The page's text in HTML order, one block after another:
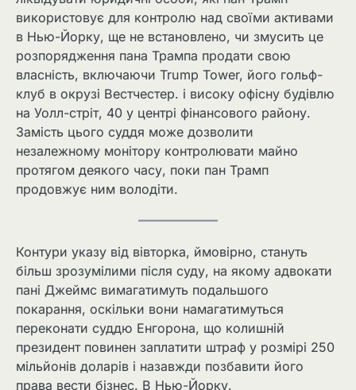
використовує для контролю над своїми активами
в Нью-Йорку, ще не встановлено, чи змусить це
розпорядження пана Трампа продати свою
власність, включаючи Trump Tower, його гольф-
клуб в окрузі Вестчестер. і високу офісну будівлю
на Уолл-стріт, 40 у центрі фінансового району.
Замість цього суддя може дозволити
незалежному монітору контролювати майно
протягом деякого часу, поки пан Трамп
продовжує ним володіти.
Контури указу від вівторка, ймовірно, стануть
більш зрозумілими після суду, на якому адвокати
пані Джеймс вимагатимуть подальшого
покарання, оскільки вони намагатимуться
переконати суддю Енгорона, що колишній
президент повинен заплатити штраф у розмірі 250
мільйонів доларів і назавжди позбавити його
права вести бізнес. В Нью-Йорку.